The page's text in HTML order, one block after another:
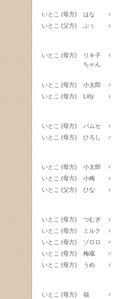
いとこ (母方) はな ♀
いとこ (父方) ぶぅ ♀
いとこ (母方)
リキ子
ちゃん
♀
いとこ (母方) 小太郎 ♂
いとこ (母方) Lilly ♀
いとこ (母方) バムセ ♀
いとこ (母方) ひろし ♂
いとこ (母方) 小太郎 ♂
いとこ (母方) 小梅 ♀
いとこ (父方) ひな ♀
いとこ (母方) つむぎ ♀
いとこ (母方) ミルク ♀
いとこ (母方) ゾロロ ♂
いとこ (母方) 梅蔵 ♂
いとこ (母方) うめ ♀
いとこ (母方) 福 ♂